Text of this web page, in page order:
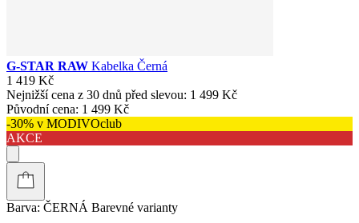
G-STAR RAW Kabelka Černá
1 419 Kč
Nejnižší cena z 30 dnů před slevou: 1 499 Kč
Původní cena: 1 499 Kč
-30% v MODIVOclub
AKCE
Barva: ČERNÁ Barevné varianty